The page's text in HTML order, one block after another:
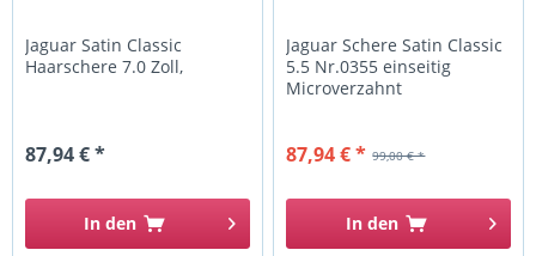
Jaguar Satin Classic
Haarschere 7.0 Zoll,
87,94 € *
In den
Jaguar Schere Satin Classic
5.5 Nr.0355 einseitig
Microverzahnt
99,00 € *
87,94 € *
In den